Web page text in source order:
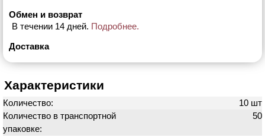
Обмен и возврат
В течении 14 дней. Подробнее.
Доставка
Характеристики
Количество:
10 шт
Количество в транспортной
упаковке:
50